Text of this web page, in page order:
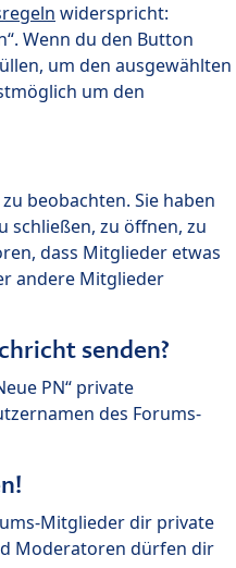
widerspricht:
Wenn du den Button
um den ausgewählten
um den
beobachten. Sie haben
schließen, zu öffnen, zu
dass Mitglieder etwas
andere Mitglieder
senden?
PN“ private
des Forums-
Mitglieder dir private
Moderatoren dürfen dir